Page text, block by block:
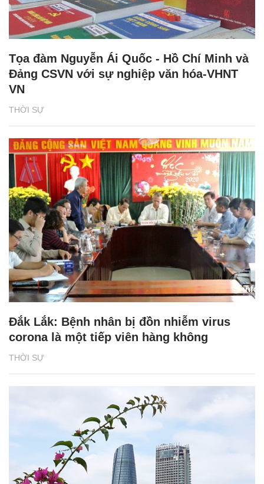
THỜI SỰ
Tọa đàm Nguyễn Ái Quốc - Hồ Chí Minh và
Đảng CSVN với sự nghiệp văn hóa-VHNT
VN
THỜI SỰ
Đắk Lắk: Bệnh nhân bị đồn nhiễm virus
corona là một tiếp viên hàng không